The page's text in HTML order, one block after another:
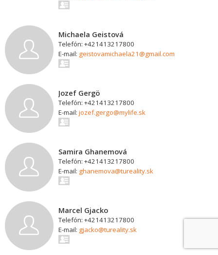
Michaela Geistová
Telefón: +421413217800
E-mail: geistovamichaela21@gmail.com
Jozef Gergö
Telefón: +421413217800
E-mail: jozef.gergo@mylife.sk
Samira Ghanemová
Telefón: +421413217800
E-mail: ghanemova@tureality.sk
Marcel Gjacko
Telefón: +421413217800
E-mail: gjacko@tureality.sk